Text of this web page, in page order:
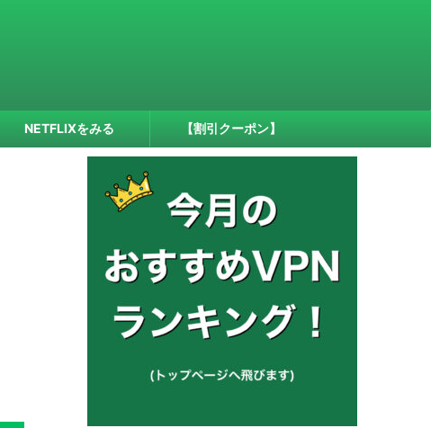
NETFLIXをみる 【割引クーポン】